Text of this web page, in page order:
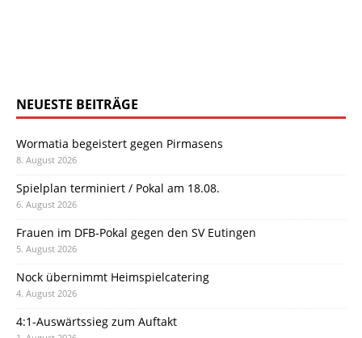
NEUESTE BEITRÄGE
Wormatia begeistert gegen Pirmasens
8. August 2026
Spielplan terminiert / Pokal am 18.08.
6. August 2026
Frauen im DFB-Pokal gegen den SV Eutingen
5. August 2026
Nock übernimmt Heimspielcatering
4. August 2026
4:1-Auswärtssieg zum Auftakt